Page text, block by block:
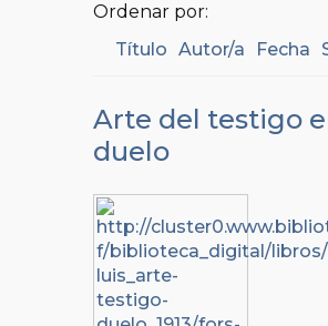
Ordenar por:
Título Autor/a Fecha
Arte del testigo
duelo